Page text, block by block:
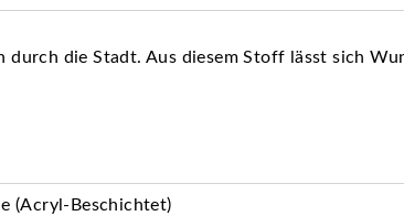
die Stadt. Aus diesem Stoff lässt sich
(Acryl-Beschichtet)